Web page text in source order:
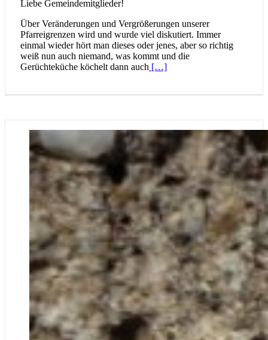
Liebe Gemeindemitglieder!
Über Veränderungen und Vergrößerungen unserer
Pfarreigrenzen wird und wurde viel diskutiert. Immer
einmal wieder hört man dieses oder jenes, aber so richtig
weiß nun auch niemand, was kommt und die
Gerüchteküche köchelt dann auch […]